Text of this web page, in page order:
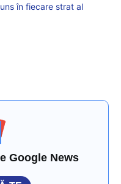
în fiecare strat al
Google News